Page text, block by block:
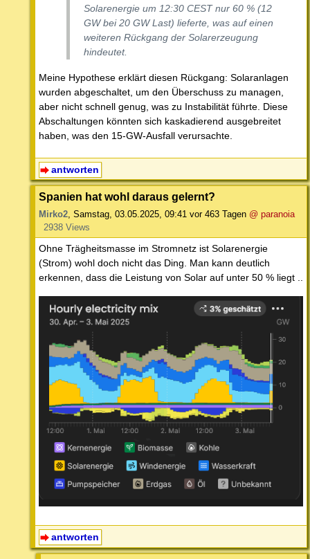
Solarenergie um 12:30 CEST nur 60 % (12
GW bei 20 GW Last) lieferte, was auf einen
weiteren Rückgang der Solarerzeugung
hindeutet.
Meine Hypothese erklärt diesen Rückgang: Solaranlagen
wurden abgeschaltet, um den Überschuss zu managen,
aber nicht schnell genug, was zu Instabilität führte. Diese
Abschaltungen könnten sich kaskadierend ausgebreitet
haben, was den 15-GW-Ausfall verursachte.
antworten
Spanien hat wohl daraus gelernt?
Mirko2, Samstag, 03.05.2025, 09:41 vor 463 Tagen @ paranoia
2938 Views
Ohne Trägheitsmasse im Stromnetz ist Solarenergie
(Strom) wohl doch nicht das Ding. Man kann deutlich
erkennen, dass die Leistung von Solar auf unter 50 % liegt ..
antworten